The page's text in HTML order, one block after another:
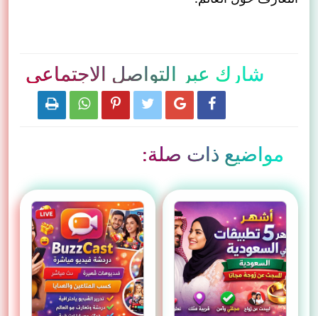
شارك عبر التواصل الاجتماعي






مواضيع ذات صلة: